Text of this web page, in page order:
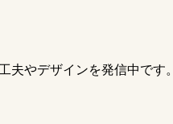
夫やデザインを発信中です。